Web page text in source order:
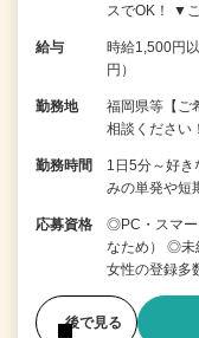
スでOK！ ▼
給与
時給1,500円
円）
勤務地
福岡県等【ご
相談ください
勤務時間
1日5分～好
みの単発や短
応募資格
◎PC・スマー
なため） ◎未
女性の登録
後で見る